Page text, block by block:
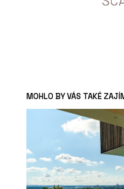
MOHLO BY VÁS TAKÉ